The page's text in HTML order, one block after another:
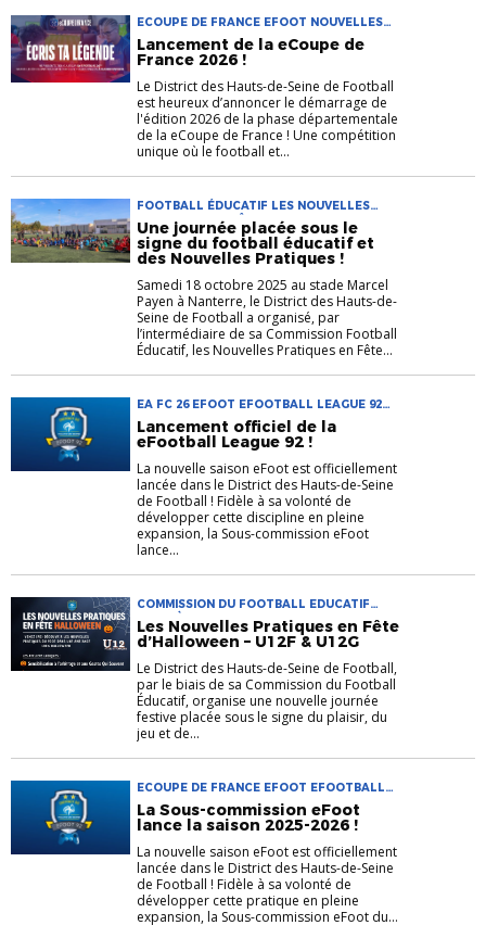
ECOUPE DE FRANCE EFOOT NOUVELLES
PRATIQUES
Lancement de la eCoupe de
France 2026 !
Le District des Hauts-de-Seine de Football
est heureux d’annoncer le démarrage de
l'édition 2026 de la phase départementale
de la eCoupe de France ! Une compétition
unique où le football et...
FOOTBALL ÉDUCATIF LES NOUVELLES
PRATIQUES EN FÊTE D'HALLOWEEN
NOUVELLES PRATIQUES
Une journée placée sous le
signe du football éducatif et
des Nouvelles Pratiques !
Samedi 18 octobre 2025 au stade Marcel
Payen à Nanterre, le District des Hauts-de-
Seine de Football a organisé, par
l’intermédiaire de sa Commission Football
Éducatif, les Nouvelles Pratiques en Fête...
EA FC 26 EFOOT EFOOTBALL LEAGUE 92
NOUVELLES PRATIQUES
Lancement officiel de la
eFootball League 92 !
La nouvelle saison eFoot est officiellement
lancée dans le District des Hauts-de-Seine
de Football ! Fidèle à sa volonté de
développer cette discipline en pleine
expansion, la Sous-commission eFoot
lance...
COMMISSION DU FOOTBALL EDUCATIF
FOOT À 8 LES NOUVELLES PRATIQUES EN
FÊTE D'HALLOWEEN NOUVELLES
PRATIQUES
Les Nouvelles Pratiques en Fête
d’Halloween – U12F & U12G
Le District des Hauts-de-Seine de Football,
par le biais de sa Commission du Football
Éducatif, organise une nouvelle journée
festive placée sous le signe du plaisir, du
jeu et de...
ECOUPE DE FRANCE EFOOT EFOOTBALL
LEAGUE 92 NOUVELLES PRATIQUES
La Sous-commission eFoot
lance la saison 2025-2026 !
La nouvelle saison eFoot est officiellement
lancée dans le District des Hauts-de-Seine
de Football ! Fidèle à sa volonté de
développer cette pratique en pleine
expansion, la Sous-commission eFoot du...